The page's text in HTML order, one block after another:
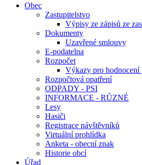
Obec
Zastupitelstvo
Výpisy ze zápisů ze
Dokumenty
Uzavřené smlouvy
E-podatelna
Rozpočet
Výkazy pro hodnocení
Rozpočtová opatření
ODPADY - PSI
INFORMACE - RŮZNÉ
Lesy
Hasiči
Registrace návštěvníků
Virtuální prohlídka
Anketa - obecní znak
Historie obcí
Úřad